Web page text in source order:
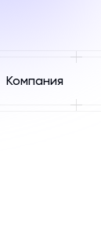
Компания